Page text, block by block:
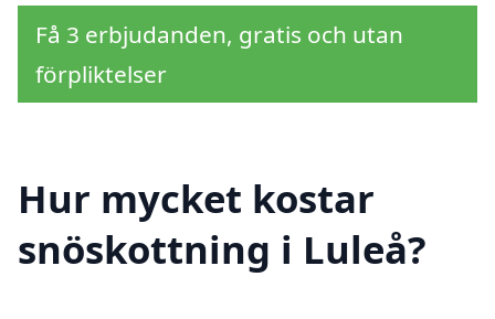
Få 3 erbjudanden, gratis och utan
förpliktelser
Hur mycket kostar
snöskottning i Luleå?